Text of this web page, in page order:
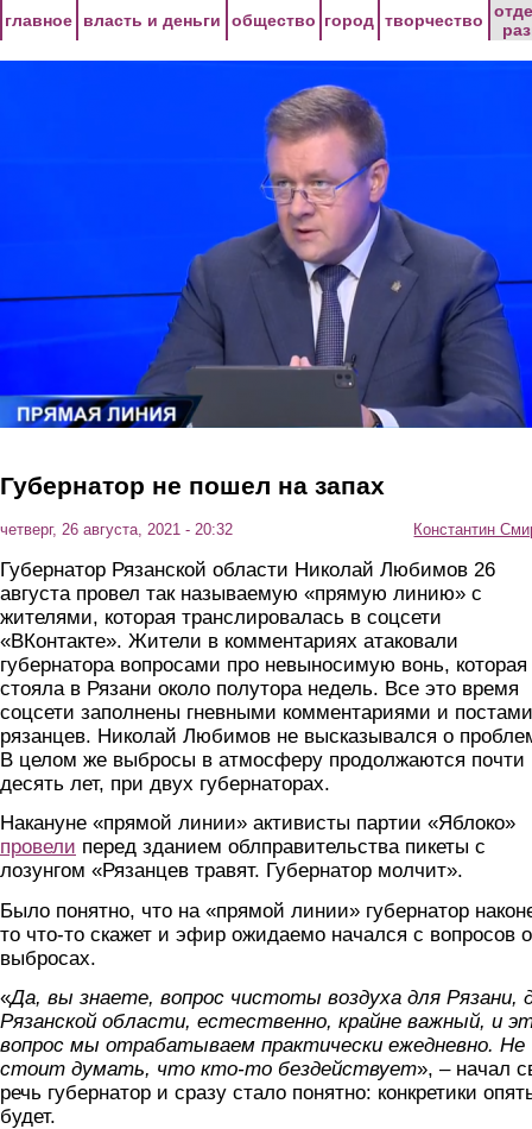
главное власть и деньги общество город творчество
Губернатор не пошел на запах
четверг, 26 августа, 2021 - 20:32 Константин
Губернатор Рязанской области Николай Любимов 26
августа провел так называемую «прямую линию» с
жителями, которая транслировалась в соцсети
«ВКонтакте». Жители в комментариях атаковали
губернатора вопросами про невыносимую вонь, которая
стояла в Рязани около полутора недель. Все это время
соцсети заполнены гневными комментариями и постами
рязанцев. Николай Любимов не высказывался о
В целом же выбросы в атмосферу продолжаются почти
десять лет, при двух губернаторах.
Накануне «прямой линии» активисты партии «Яблоко»
провели перед зданием облправительства пикеты с
лозунгом «Рязанцев травят. Губернатор молчит».
Было понятно, что на «прямой линии» губернатор
то что-то скажет и эфир ожидаемо начался с вопросов о
выбросах.
«Да, вы знаете, вопрос чистоты воздуха для Рязани,
Рязанской области, естественно, крайне важный, и
вопрос мы отрабатываем практически ежедневно. Не
стоит думать, что кто-то бездействует», – начал
речь губернатор и сразу стало понятно: конкретики
будет.